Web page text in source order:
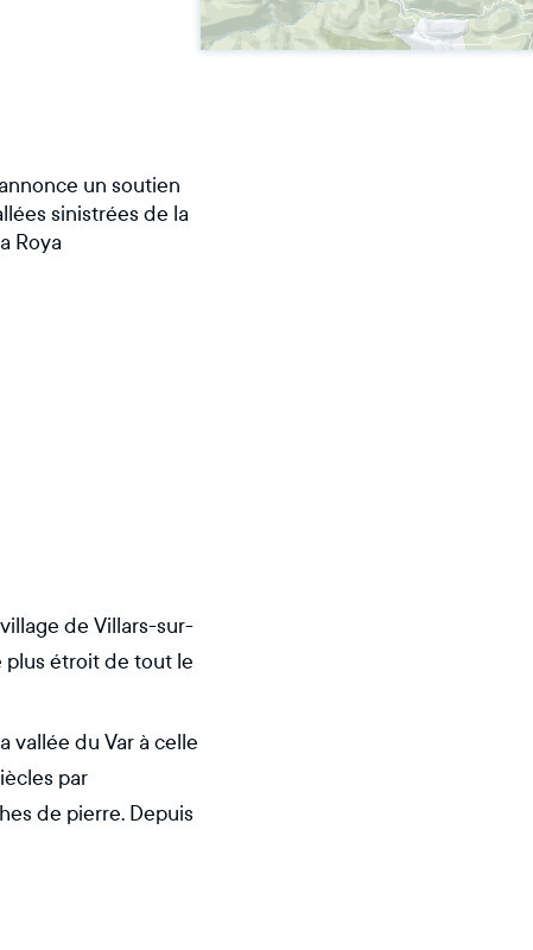
un soutien
sinistrées de la
Roya
de Villars-sur-
plus étroit de tout le
vallée du Var à celle
par
de pierre. Depuis